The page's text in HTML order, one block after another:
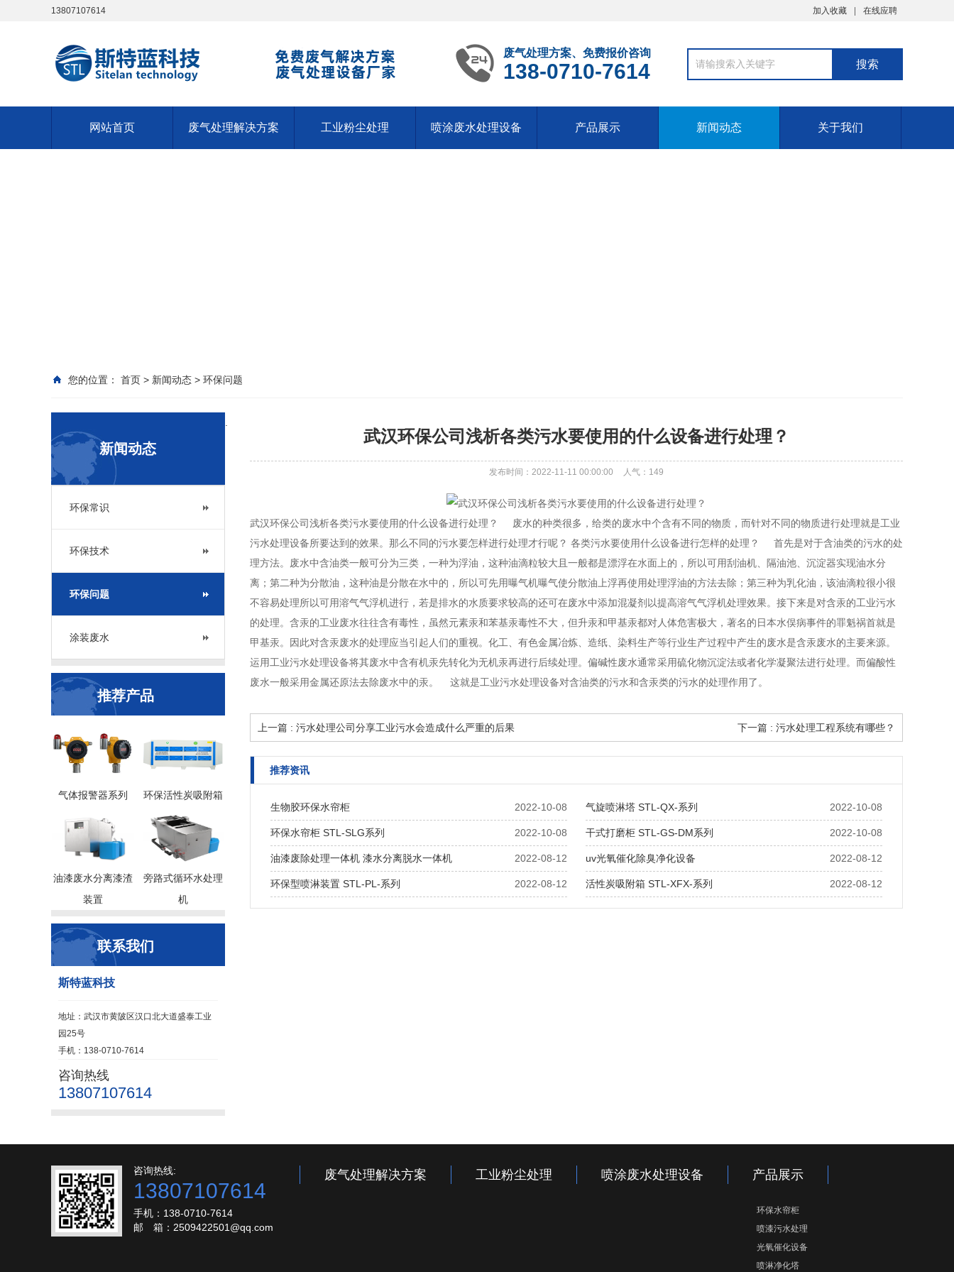
13807107614 加入收藏 在线应聘
废气处理方案、免费报价咨询
138-0710-7614
网站首页 废气处理解决方案 工业粉尘处理 喷涂废水处理设备 产品展示 新闻动态 关于我们
您的位置： 首页 > 新闻动态 > 环保问题
新闻动态
环保常识
环保技术
环保问题
涂装废水
推荐产品
气体报警器系列 环保活性炭吸附箱
油漆废水分离漆渣
装置
旁路式循环水处理
机
联系我们
斯特蓝科技
地址：武汉市黄陂区汉口北大道盛泰工业
园25号
手机：138-0710-7614
咨询热线
13807107614
武汉环保公司浅析各类污水要使用的什么设备进行处理？
发布时间：2022-11-11 00:00:00 人气： 149
武汉环保公司浅析各类污水要使用的什么设备进行处理？ 废水的种类很多，给类的废水中个含有不同的物质，而针对不同的物质进行处理就是工业
污水处理设备所要达到的效果。那么不同的污水要怎样进行处理才行呢？ 各类污水要使用什么设备进行怎样的处理？ 首先是对于含油类的污水的处
理方法。废水中含油类一般可分为三类，一种为浮油，这种油滴粒较大且一般都是漂浮在水面上的，所以可用刮油机、隔油池、沉淀器实现油水分
离；第二种为分散油，这种油是分散在水中的，所以可先用曝气机曝气使分散油上浮再使用处理浮油的方法去除；第三种为乳化油，该油滴粒很小很
不容易处理所以可用溶气气浮机进行，若是排水的水质要求较高的还可在废水中添加混凝剂以提高溶气气浮机处理效果。接下来是对含汞的工业污水
的处理。含汞的工业废水往往含有毒性，虽然元素汞和苯基汞毒性不大，但升汞和甲基汞都对人体危害极大，著名的日本水俣病事件的罪魁祸首就是
甲基汞。因此对含汞废水的处理应当引起人们的重视。化工、有色金属冶炼、造纸、染料生产等行业生产过程中产生的废水是含汞废水的主要来源。
运用工业污水处理设备将其废水中含有机汞先转化为无机汞再进行后续处理。偏碱性废水通常采用硫化物沉淀法或者化学凝聚法进行处理。而偏酸性
废水一般采用金属还原法去除废水中的汞。 这就是工业污水处理设备对含油类的污水和含汞类的污水的处理作用了。
上一篇 : 污水处理公司分享工业污水会造成什么严重的后果 下一篇 : 污水处理工程系统有哪些？
推荐资讯
2022-10-08
生物胶环保水帘柜 2022-10-08
气旋喷淋塔 STL-QX-系列
2022-10-08
环保水帘柜 STL-SLG系列 2022-10-08
干式打磨柜 STL-GS-DM系列
2022-08-12
油漆废除处理一体机 漆水分离脱水一体机 2022-08-12
uv光氧催化除臭净化设备
2022-08-12
环保型喷淋装置 STL-PL-系列 2022-08-12
活性炭吸附箱 STL-XFX-系列
咨询热线:
13807107614
手机：138-0710-7614
邮 箱：2509422501@qq.com
废气处理解决方案 工业粉尘处理 喷涂废水处理设备 产品展示
环保水帘柜
喷漆污水处理
光氧催化设备
喷淋净化塔